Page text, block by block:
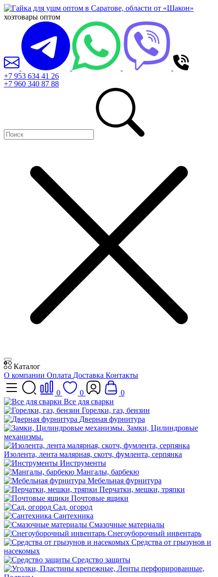
хозтовары оптом
+7 953 634 41 26
+7 960 340 87 88
Каталог
О компании Оплата Доставка Контакты
0 0
0
Все для сварки
Горелки, газ, бензин
Дверная фурнитура
Замки, Цилиндровые
механизмы.
Изолента, лента малярная, скотч, фумлента, серпянка
Инструменты
Мангалы, барбекю
Мебельная фурнитура
Перчатки, мешки, тряпки
Почтовые ящики
Сад, огород
Сантехника
Смазочные материалы
Снегоуборочный инвентарь
Средства от грызунов и
насекомых
Средство защиты